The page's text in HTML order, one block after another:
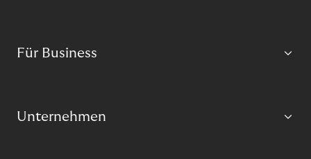
Für Business
Unternehmen